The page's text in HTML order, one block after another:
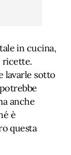
in cucina,
ricette.
lavarle sotto
anche
è
questa